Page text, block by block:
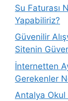
Su Faturası
Yapabiliriz?
Güvenilir
Sitenin
İnternetten
Gerekenler
Antalya